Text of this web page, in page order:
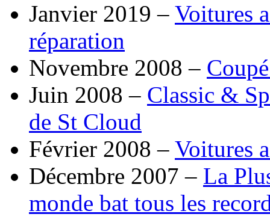
Janvier 2019 – Voitures
réparation
Novembre 2008 –
Juin 2008 – Classic &
de St Cloud
Février 2008 – Voitures
Décembre 2007 – La
monde bat tous les